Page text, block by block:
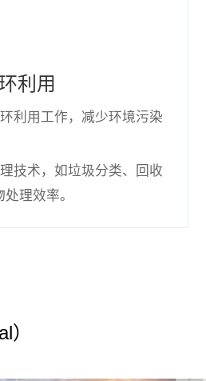
利用
利用工作，减少环境污染
技术，如垃圾分类、回收
理效率。